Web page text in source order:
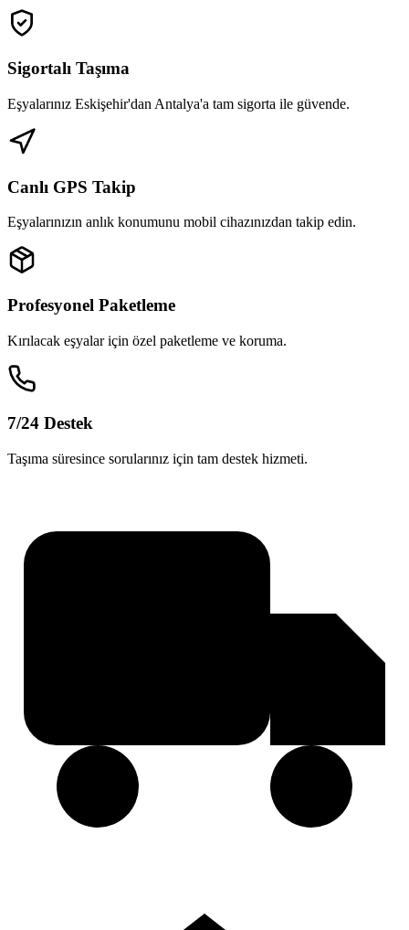
Sigortalı Taşıma
Eşyalarınız Eskişehir'dan Antalya'a tam sigorta ile güvende.
Canlı GPS Takip
Eşyalarınızın anlık konumunu mobil cihazınızdan takip edin.
Profesyonel Paketleme
Kırılacak eşyalar için özel paketleme ve koruma.
7/24 Destek
Taşıma süresince sorularınız için tam destek hizmeti.